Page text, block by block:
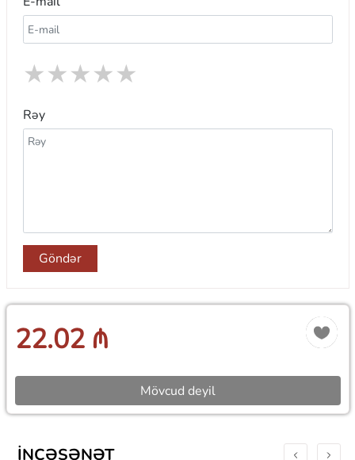
★
★
★
★
★
Rəy
Göndər
22.02 ₼
Mövcud deyil
İNCƏSƏNƏT